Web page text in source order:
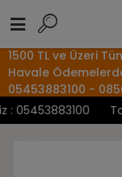
1500 TL ve Üzeri
Havale
05453883100 -